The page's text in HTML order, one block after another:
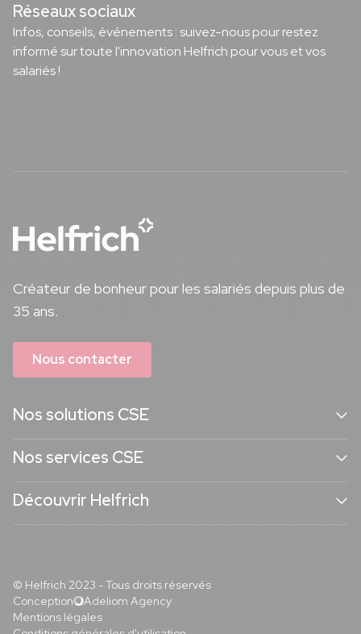
Réseaux sociaux
Infos, conseils, événements : suivez-nous pour restez
informé sur toute l'innovation Helfrich pour vous et vos
salariés !
Créateur de bonheur pour les salariés depuis plus de
35 ans.
Nous contacter
Nos solutions CSE
Nos services CSE
Découvrir Helfrich
© Helfrich 2023 - Tous droits réservés
Conception
Adeliom Agency
Mentions légales